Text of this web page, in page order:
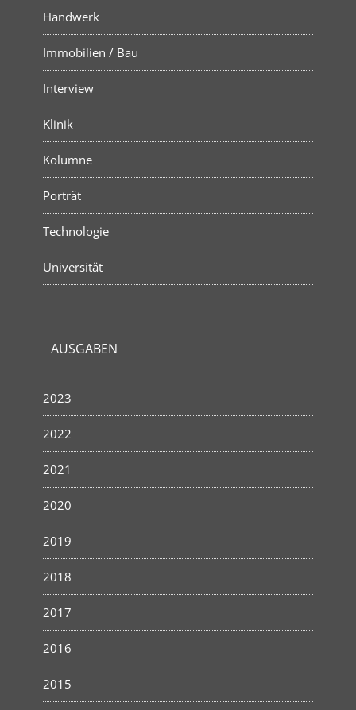
Handwerk
Immobilien / Bau
Interview
Klinik
Kolumne
Porträt
Technologie
Universität
AUSGABEN
2023
2022
2021
2020
2019
2018
2017
2016
2015